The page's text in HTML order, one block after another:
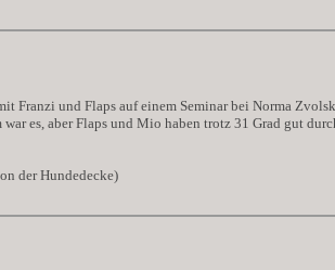
Franzi und Flaps auf einem Seminar bei Norma
war es, aber Flaps und Mio haben trotz 31 Grad gut
der Hundedecke)